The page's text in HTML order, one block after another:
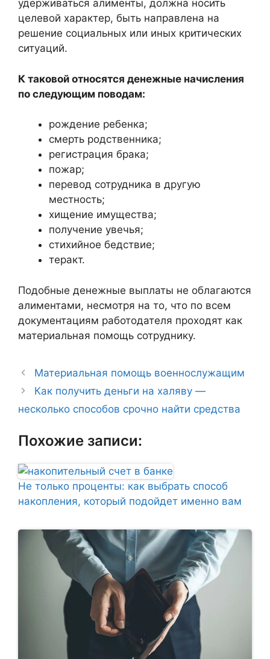
удерживаться алименты, должна носить
целевой характер, быть направлена на
решение социальных или иных критических
ситуаций.
К таковой относятся денежные начисления
по следующим поводам:
рождение ребенка;
смерть родственника;
регистрация брака;
пожар;
перевод сотрудника в другую
местность;
хищение имущества;
получение увечья;
стихийное бедствие;
теракт.
Подобные денежные выплаты не облагаются
алиментами, несмотря на то, что по всем
документациям работодателя проходят как
материальная помощь сотруднику.
Материальная помощь военнослужащим
Как получить деньги на халяву —
несколько способов срочно найти средства
Похожие записи:
Не только проценты: как выбрать способ
накопления, который подойдет именно вам